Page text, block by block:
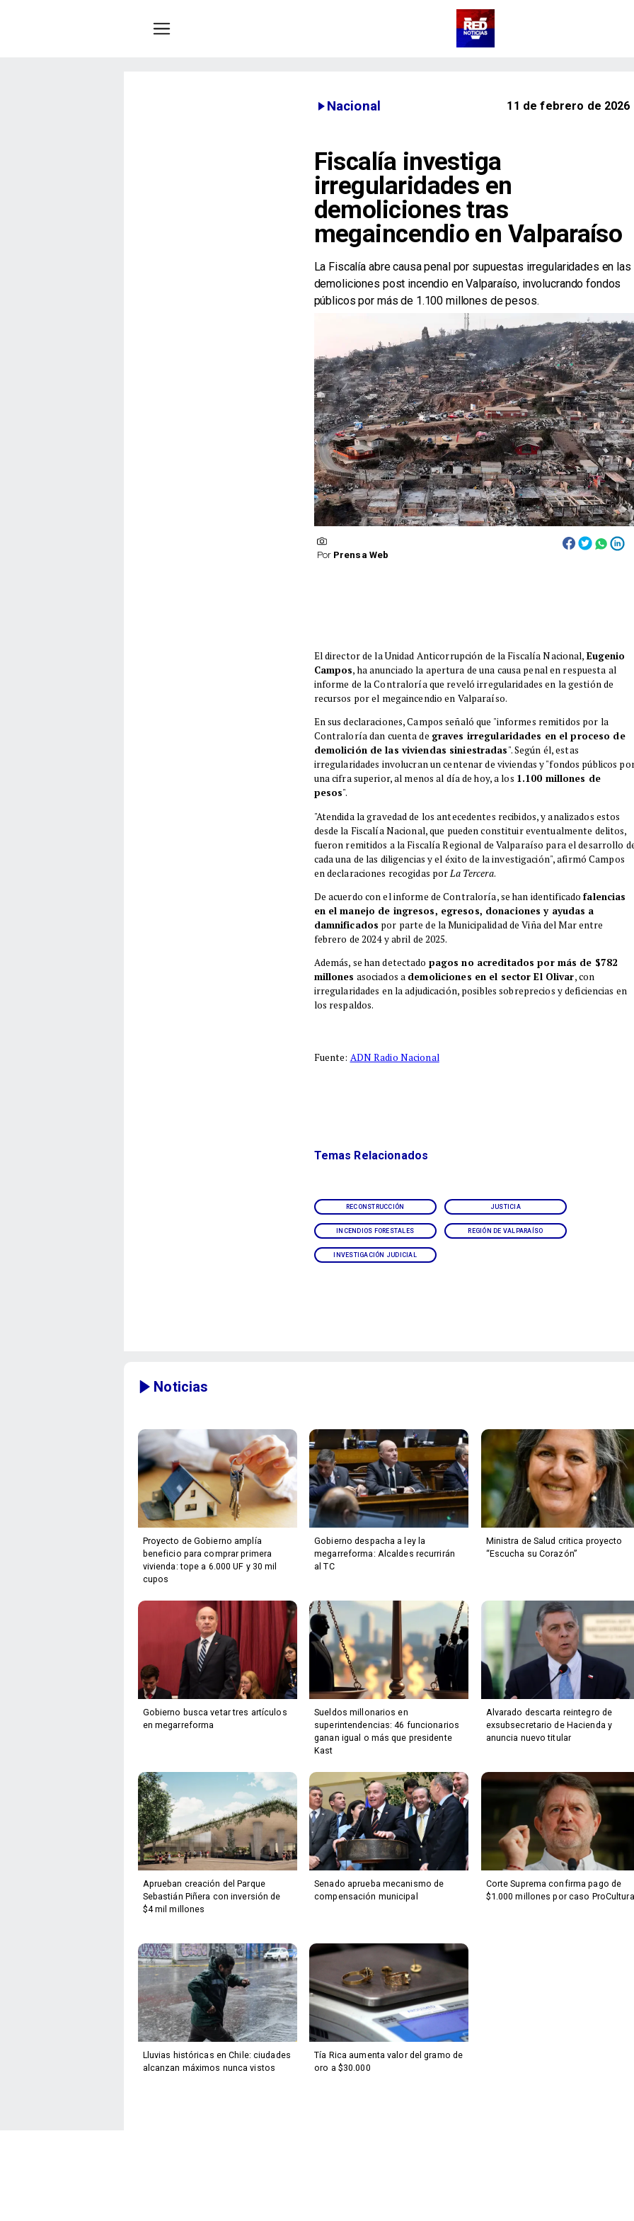
Nacional 11 de febrero de 2026
Fiscalía investiga
irregularidades en
demoliciones tras
megaincendio en Valparaíso
La Fiscalía abre causa penal por supuestas irregularidades en las
demoliciones post incendio en Valparaíso, involucrando fondos
públicos por más de 1.100 millones de pesos.
Por Prensa Web
El director de la Unidad Anticorrupción de la Fiscalía Nacional, Eugenio
Campos, ha anunciado la apertura de una causa penal en respuesta al
informe de la Contraloría que reveló irregularidades en la gestión de
recursos por el megaincendio en Valparaíso.
En sus declaraciones, Campos señaló que "informes remitidos por la
Contraloría dan cuenta de graves irregularidades en el proceso de
demolición de las viviendas siniestradas". Según él, estas
irregularidades involucran un centenar de viviendas y "fondos públicos
una cifra superior, al menos al día de hoy, a los 1.100 millones de
pesos".
"Atendida la gravedad de los antecedentes recibidos, y analizados estos
desde la Fiscalía Nacional, que pueden constituir eventualmente delitos,
fueron remitidos a la Fiscalía Regional de Valparaíso para el desarrollo
cada una de las diligencias y el éxito de la investigación", afirmó Campos
en declaraciones recogidas por La Tercera.
De acuerdo con el informe de Contraloría, se han identificadofalencias
en el manejo de ingresos, egresos, donaciones y ayudas a
damnificados por parte de la Municipalidad de Viña del Mar entre
febrero de 2024 y abril de 2025.
Además, se han detectado pagos no acreditados por más de $782
millones asociados a demoliciones en el sector El Olivar, con
irregularidades en la adjudicación, posibles sobreprecios y deficiencias en
los respaldos.
Fuente: ADN Radio Nacional
RECONSTRUCCIÓN JUSTICIA
INCENDIOS FORESTALES REGIÓN DE VALPARAÍSO
INVESTIGACIÓN JUDICIAL
Temas Relacionados
Noticias
Proyecto de Gobierno amplía
beneficio para comprar primera
vivienda: tope a 6.000 UF y 30 mil
cupos
Gobierno despacha a ley la
megarreforma: Alcaldes recurrirán
al TC
Ministra de Salud critica proyecto
“Escucha su Corazón”
Gobierno busca vetar tres artículos
en megarreforma
Sueldos millonarios en
superintendencias: 46 funcionarios
ganan igual o más que presidente
Kast
Alvarado descarta reintegro de
exsubsecretario de Hacienda y
anuncia nuevo titular
Aprueban creación del Parque
Sebastián Piñera con inversión de
$4 mil millones
Senado aprueba mecanismo de
compensación municipal
Corte Suprema confirma pago de
$1.000 millones por caso ProCultura
Lluvias históricas en Chile: ciudades
alcanzan máximos nunca vistos
Tía Rica aumenta valor del gramo de
oro a $30.000